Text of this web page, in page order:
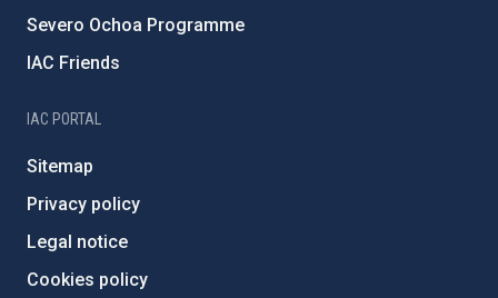
Severo Ochoa Programme
IAC Friends
IAC PORTAL
Sitemap
Privacy policy
Legal notice
Cookies policy